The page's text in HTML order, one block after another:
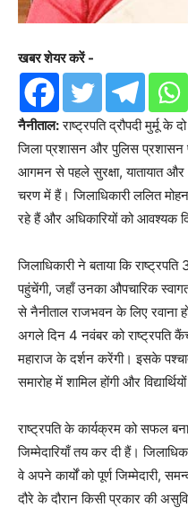
खबर शेयर करें -
नैनीताल:राष्ट्रपति द्रौपदी मुर्मू
जिला प्रशासन और पुलिस प्रशासन
आगमन से पहले सुरक्षा, यातायात
चरण में हैं। जिलाधिकारी ललित
रहे हैं और अधिकारियों को आवश्यक
जिलाधिकारी ने बताया कि
पहुंचेंगी, जहाँ उनका औपचारिक
से नैनीताल राजभवन के लिए रवाना
अगले दिन 4 नवंबर को राष्ट्रपति
महाराज के दर्शन करेंगी। इसके
समारोह में शामिल होंगी और
राष्ट्रपति के कार्यक्रम को सफल
जिम्मेदारियाँ तय कर दी हैं।
वे अपने कार्यों को पूर्ण जिम्मेदारी,
दौरे के दौरान किसी प्रकार की